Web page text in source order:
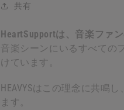
共有
HeartSupportは、音楽ファ
音楽シーンにいるすべての
けています。
HEAVYSはこの理念に共鳴し、
ます。